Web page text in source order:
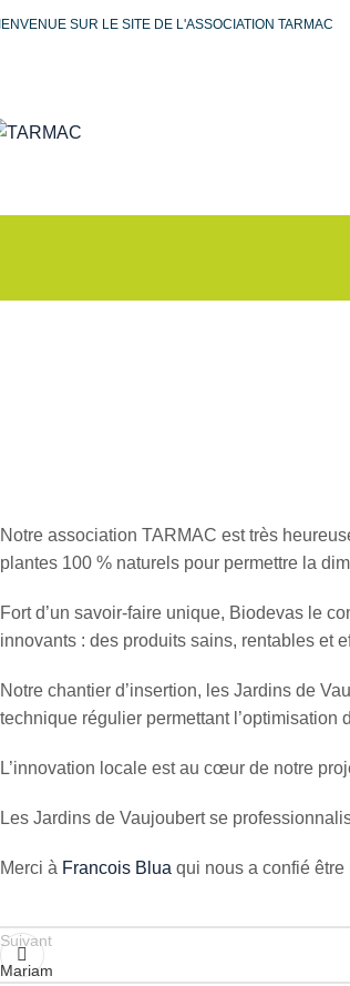
SUR LE SITE DE L'ASSOCIATION TARMAC
Notre association TARMAC est très
plantes 100 % naturels pour permettre la
Fort d’un savoir-faire unique, Biodevas le
innovants : des produits sains, rentables et
Notre chantier d’insertion, les Jardins de
technique régulier permettant
L’innovation locale est au cœur de notre
Les Jardins de Vaujoubert se
Merci à Francois Blua qui nous a confié
Suivant
Mariam